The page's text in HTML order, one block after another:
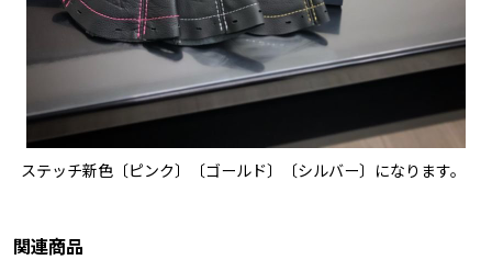
ステッチ新色〔ピンク〕〔ゴールド〕〔シルバー〕になります。
関連商品